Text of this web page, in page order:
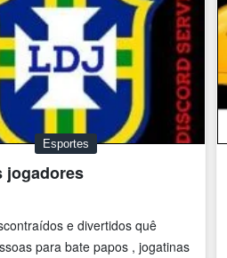
Esportes
jogadores
e divertidos quê
para bate papos , jogatinas